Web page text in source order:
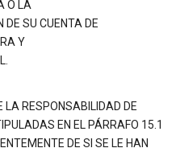
O LA
DE SU CUENTA DE
Y
LA RESPONSABILIDAD DE
EN EL PÁRRAFO 15.1
DE SI SE LE HAN